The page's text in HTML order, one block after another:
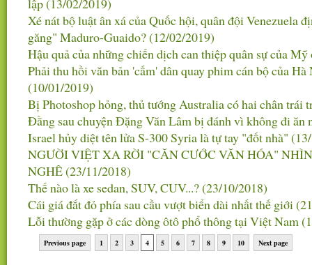
lập(13/02/2019)
Xé nát bộ luật ân xá của Quốc hội, quân đội Venezuela
găng" Maduro-Guaido?(12/02/2019)
Hậu quả của những chiến dịch can thiệp quân sự của
Phải thu hồi văn bản 'cấm' dân quay phim cán bộ của
(10/01/2019)
Bị Photoshop hỏng, thủ tướng Australia có hai chân trái
Đằng sau chuyện Đặng Văn Lâm bị đánh vì không đi ăn
Israel hủy diệt tên lửa S-300 Syria là tự tay "đốt nhà"
NGƯỜI VIỆT XA RỜI "CĂN CƯỚC VĂN HÓA"
NGHÊ(23/11/2018)
Thế nào là xe sedan, SUV, CUV...?(23/10/2018)
Cái giá đắt đỏ phía sau cầu vượt biển dài nhất thế giới
Lỗi thường gặp ở các dòng ôtô phổ thông tại Việt Nam
Previous page 1 2 3 4 5 6 7 8 9 10 Next page